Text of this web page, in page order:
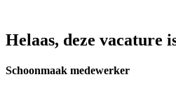
Helaas, deze vacature
Schoonmaak medewerker